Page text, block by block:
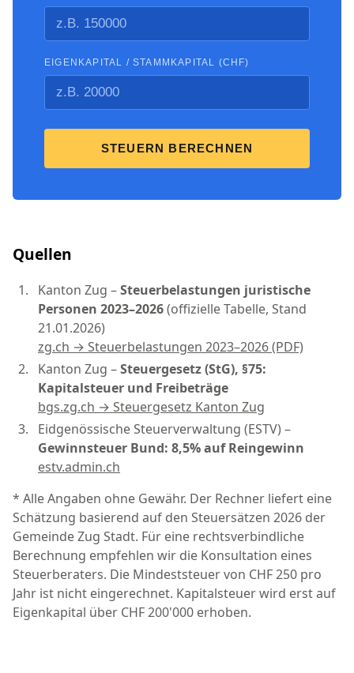
EIGENKAPITAL / STAMMKAPITAL (CHF)
STEUERN BERECHNEN
Quellen
Kanton Zug –Steuerbelastungen juristische
Personen 2023–2026(offizielle Tabelle, Stand
21.01.2026)
zg.ch → Steuerbelastungen 2023–2026 (PDF)
Kanton Zug –Steuergesetz (StG), §75:
Kapitalsteuer und Freibeträge
bgs.zg.ch → Steuergesetz Kanton Zug
Eidgenössische Steuerverwaltung (ESTV) –
Gewinnsteuer Bund: 8,5% auf Reingewinn
estv.admin.ch
* Alle Angaben ohne Gewähr. Der Rechner liefert eine
Schätzung basierend auf den Steuersätzen 2026 der
Gemeinde Zug Stadt. Für eine rechtsverbindliche
Berechnung empfehlen wir die Konsultation eines
Steuerberaters. Die Mindeststeuer von CHF 250 pro
Jahr ist nicht eingerechnet. Kapitalsteuer wird erst auf
Eigenkapital über CHF 200'000 erhoben.